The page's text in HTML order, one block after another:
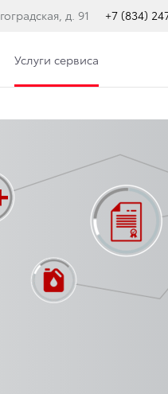
д. 91 +7 (834)
Услуги сервиса